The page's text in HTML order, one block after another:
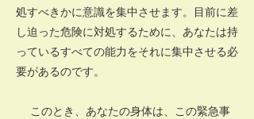
処すべきかに意識を集中させます。目前に差
し迫った危険に対処するために、あなたは持
っているすべての能力をそれに集中させる必
要があるのです。
このとき、あなたの身体は、この緊急事